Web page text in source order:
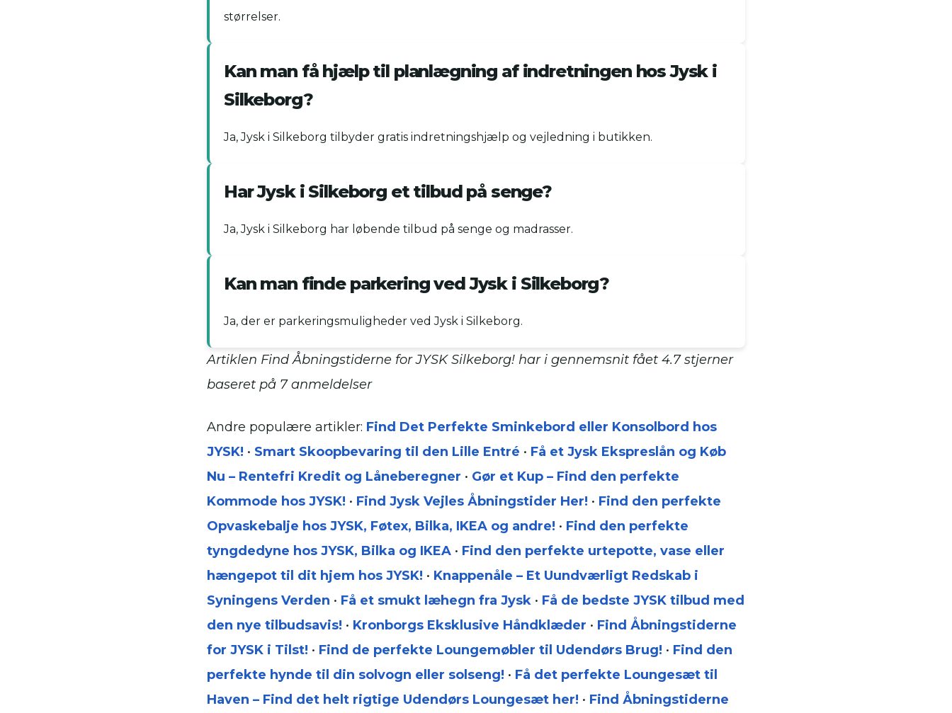
størrelser.
Kan man få hjælp til planlægning af indretningen hos Jysk i
Silkeborg?
Ja, Jysk i Silkeborg tilbyder gratis indretningshjælp og vejledning i butikken.
Har Jysk i Silkeborg et tilbud på senge?
Ja, Jysk i Silkeborg har løbende tilbud på senge og madrasser.
Kan man finde parkering ved Jysk i Silkeborg?
Ja, der er parkeringsmuligheder ved Jysk i Silkeborg.
Artiklen Find Åbningstiderne for JYSK Silkeborg! har i gennemsnit fået 4.7stjerner
baseret på 7anmeldelser
Andre populære artikler: Find Det Perfekte Sminkebord eller Konsolbord hos
JYSK! • Smart Skoopbevaring til den Lille Entré • Få et Jysk Ekspreslån og Køb
Nu – Rentefri Kredit og Låneberegner • Gør et Kup – Find den perfekte
Kommode hos JYSK! • Find Jysk Vejles Åbningstider Her! • Find den perfekte
Opvaskebalje hos JYSK, Føtex, Bilka, IKEA og andre! • Find den perfekte
tyngdedyne hos JYSK, Bilka og IKEA • Find den perfekte urtepotte, vase eller
hængepot til dit hjem hos JYSK! • Knappenåle – Et Uundværligt Redskab i
Syningens Verden • Få et smukt læhegn fra Jysk • Få de bedste JYSK tilbud med
den nye tilbudsavis! • Kronborgs Eksklusive Håndklæder • Find Åbningstiderne
for JYSK i Tilst! • Find de perfekte Loungemøbler til Udendørs Brug! • Find den
perfekte hynde til din solvogn eller solseng! • Få det perfekte Loungesæt til
Haven – Find det helt rigtige Udendørs Loungesæt her! • Find Åbningstiderne